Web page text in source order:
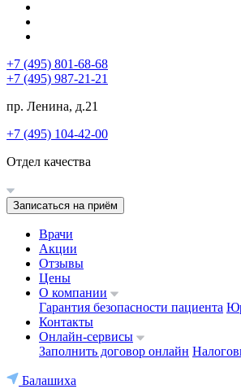
+7 (495) 801-68-68
+7 (495) 987-21-21
пр. Ленина, д.21
+7 (495) 104-42-00
Отдел качества
Записаться на приём
Врачи
Акции
Отзывы
Цены
О компании
Гарантия безопасности пациента
Контакты
Онлайн-сервисы
Заполнить договор онлайн
Балашиха